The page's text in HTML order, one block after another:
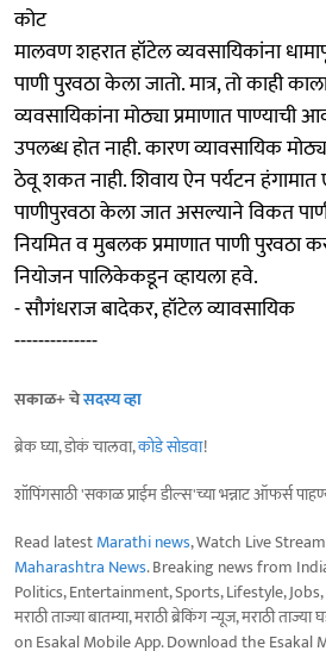
कोट
मालवण शहरात हॉटेल व्यवसायिकांना
पाणी पुरवठा केला जातो. मात्र, तो काही
व्यवसायिकांना मोठ्या प्रमाणात
उपलब्ध होत नाही. कारण व्यावसायिक
ठेवू शकत नाही. शिवाय ऐन पर्यटन
पाणीपुरवठा केला जात असल्याने विकत
नियमित व मुबलक प्रमाणात पाणी पुरवठा
नियोजन पालिकेकडून व्हायला हवे.
- सौगंधराज बादेकर, हॉटेल व्यावसायिक
--------------
सकाळ+ चेसदस्य व्हा
ब्रेक घ्या, डोकं चालवा,कोडे सोडवा!
शॉपिंगसाठी 'सकाळ प्राईम डील्स'च्या भन्नाट ऑफर्स
Read latestMarathi news, Watch Live
Maharashtra News. Breaking news from
Politics, Entertainment, Sports, Lifestyle,
मराठी ताज्या बातम्या, मराठी ब्रेकिंग न्यूज, मराठी
on Esakal Mobile App. Download the Esakal